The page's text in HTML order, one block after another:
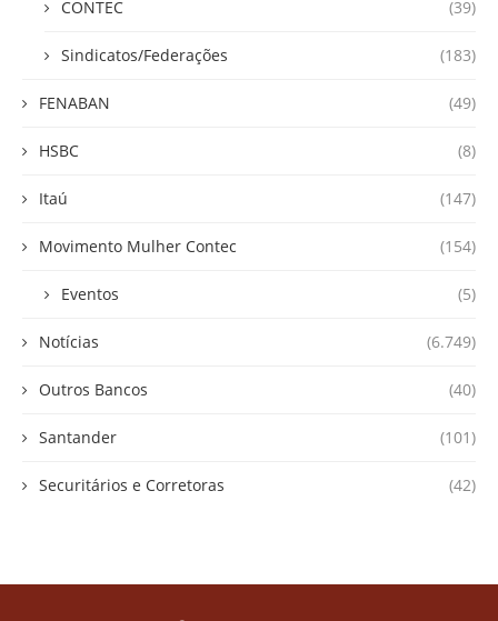
CONTEC (39)
Sindicatos/Federações (183)
FENABAN (49)
HSBC (8)
Itaú (147)
Movimento Mulher Contec (154)
Eventos (5)
Notícias (6.749)
Outros Bancos (40)
Santander (101)
Securitários e Corretoras (42)